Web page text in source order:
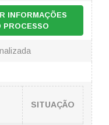
INFORMAÇÕES
PROCESSO
SITUAÇÃO